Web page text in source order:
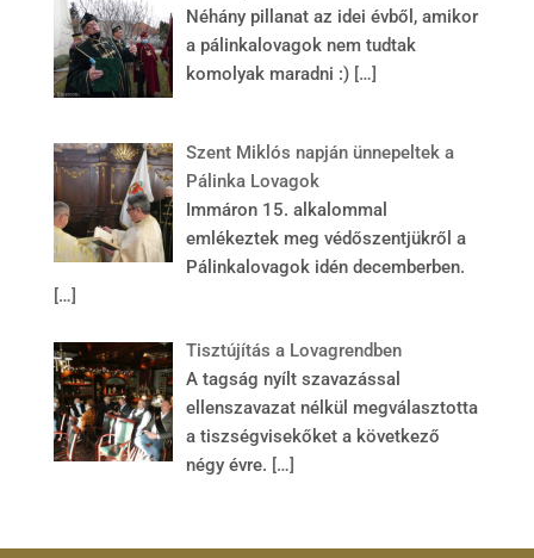
Néhány pillanat az idei évből, amikor
a pálinkalovagok nem tudtak
komolyak maradni :) […]
Szent Miklós napján ünnepeltek a
Pálinka Lovagok
Immáron 15. alkalommal
emlékeztek meg védőszentjükről a
Pálinkalovagok idén decemberben.
[…]
Tisztújítás a Lovagrendben
A tagság nyílt szavazással
ellenszavazat nélkül megválasztotta
a tiszségvisekőket a következő
négy évre. […]